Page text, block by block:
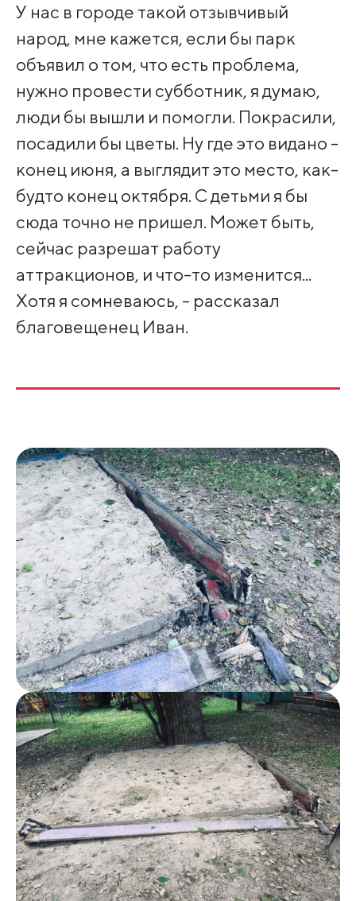
У нас в городе такой отзывчивый
народ, мне кажется, если бы парк
объявил о том, что есть проблема,
нужно провести субботник, я думаю,
люди бы вышли и помогли. Покрасили,
посадили бы цветы. Ну где это видано -
конец июня, а выглядит это место, как-
будто конец октября. С детьми я бы
сюда точно не пришел. Может быть,
сейчас разрешат работу
аттракционов, и что-то изменится...
Хотя я сомневаюсь, - рассказал
благовещенец Иван.